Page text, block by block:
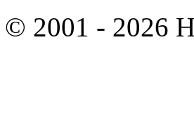
2001 - 2026